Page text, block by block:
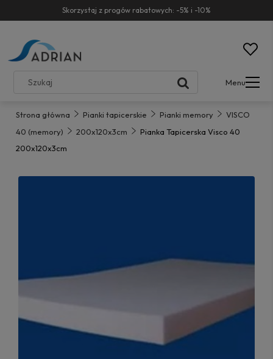
Skorzystaj z progów rabatowych: -5% i -10%
Menu
Strona główna Pianki tapicerskie Pianki memory
VISCO
40 (memory)
200x120x3cm
Pianka Tapicerska Visco 40
200x120x3cm